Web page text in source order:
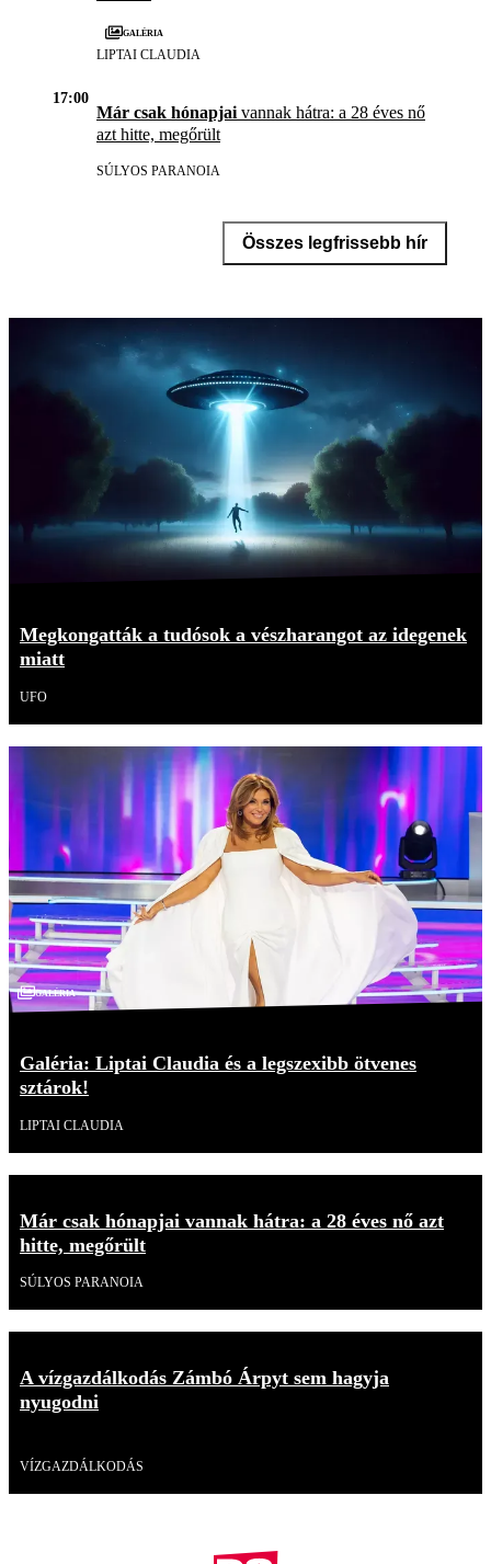
Galéria
LIPTAI CLAUDIA
17:00
Már csak hónapjai vannak hátra: a 28 éves nő
azt hitte, megőrült
SÚLYOS PARANOIA
Összes legfrissebb hír
Megkongatták a tudósok a vészharangot az idegenek
miatt
UFO
Galéria
Galéria: Liptai Claudia és a legszexibb ötvenes
sztárok!
LIPTAI CLAUDIA
Már csak hónapjai vannak hátra: a 28 éves nő azt
hitte, megőrült
SÚLYOS PARANOIA
A vízgazdálkodás Zámbó Árpyt sem hagyja
nyugodni
VÍZGAZDÁLKODÁS